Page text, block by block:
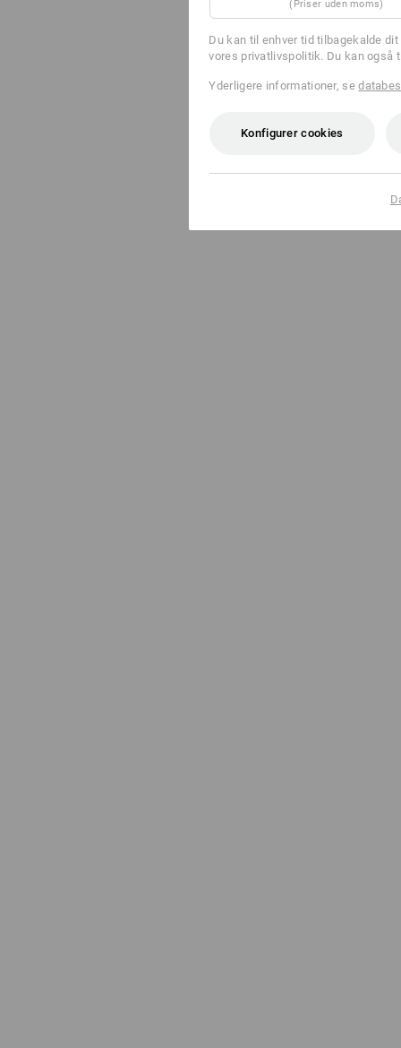
(Priser uden moms)
Du kan til enhver tid tilbagekalde
vores privatlivspolitik. Du kan også
Yderligere informationer, se
Konfigurer cookies